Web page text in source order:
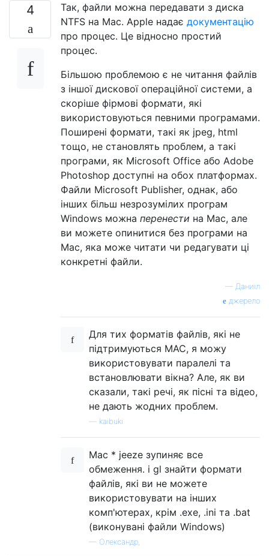
4
Так, файли можна передавати з диска
NTFS на Mac. Apple надає документацію
про процес. Це відносно простий
процес.
Більшою проблемою є не читання файлів
з іншої дискової операційної системи, а
скоріше фірмові формати, які
використовуються певними програмами.
Поширені формати, такі як jpeg, html
тощо, не становлять проблем, а такі
програми, як Microsoft Office або Adobe
Photoshop доступні на обох платформах.
Файли Microsoft Publisher, однак, або
інших більш незрозумілих програм
Windows можна перенести на Mac, але
ви можете опинитися без програми на
Mac, яка може читати чи редагувати ці
конкретні файли.
— Даниїл
джерело
Для тих форматів файлів, які не
підтримуються MAC, я можу
використовувати паралелі та
встановлювати вікна? Але, як ви
сказали, такі речі, як пісні та відео,
не дають жодних проблем.
kaibuki
Mac * jeeze зупиняє все
обмеження. і gl знайти формати
файлів, які ви не можете
використовувати на інших
комп'ютерах, крім .exe, .ini та .bat
(виконувані файли Windows)
— Олександр,